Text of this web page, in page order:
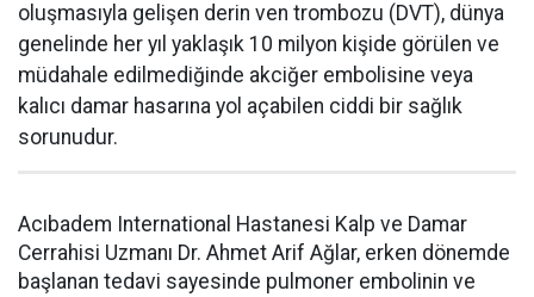
oluşmasıyla gelişen derin ven trombozu (DVT), dünya
genelinde her yıl yaklaşık 10 milyon kişide görülen ve
müdahale edilmediğinde akciğer embolisine veya
kalıcı damar hasarına yol açabilen ciddi bir sağlık
sorunudur.
Acıbadem International Hastanesi Kalp ve Damar
Cerrahisi Uzmanı Dr. Ahmet Arif Ağlar, erken dönemde
başlanan tedavi sayesinde pulmoner embolinin ve